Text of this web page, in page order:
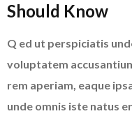
Should Know
Q ed ut perspiciatis
voluptatem
rem aperiam, eaque
unde omnis iste natus